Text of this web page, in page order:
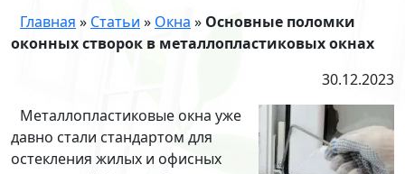
Главная » Статьи » Окна » Основные поломки
оконных створок в металлопластиковых окнах
30.12.2023
Металлопластиковые окна уже
давно стали стандартом для
остекления жилых и офисных